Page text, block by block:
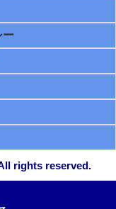
ー
rights reserved.